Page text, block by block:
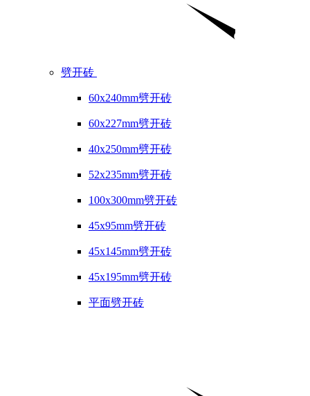
劈开砖
60x240mm劈开砖
60x227mm劈开砖
40x250mm劈开砖
52x235mm劈开砖
100x300mm劈开砖
45x95mm劈开砖
45x145mm劈开砖
45x195mm劈开砖
平面劈开砖